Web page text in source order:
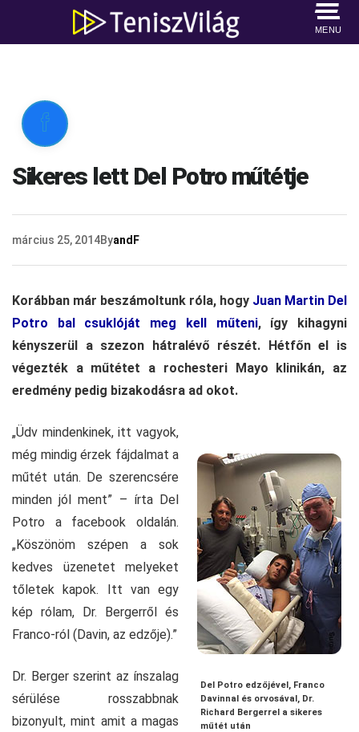
MENU

Sikeres lett Del Potro műtétje
március 25, 2014ByandF
Korábban már beszámoltunk róla, hogy Juan Martin Del
Potro bal csuklóját meg kell műteni, így kihagyni
kényszerül a szezon hátralévő részét. Hétfőn el is
végezték a műtétet a rochesteri Mayo klinikán, az
eredmény pedig bizakodásra ad okot.
Del Potro edzőjével, Franco
Davinnal és orvosával, Dr.
Richard Bergerrel a sikeres
műtét után
„Üdv mindenkinek, itt vagyok,
még mindig érzek fájdalmat a
műtét után. De szerencsére
minden jól ment” – írta Del
Potro a facebook oldalán.
„Köszönöm szépen a sok
kedves üzenetet melyeket
tőletek kapok. Itt van egy
kép rólam, Dr. Bergerről és
Franco-ról (Davin, az edzője).”
Dr. Berger szerint az ínszalag
sérülése rosszabbnak
bizonyult, mint amit a magas